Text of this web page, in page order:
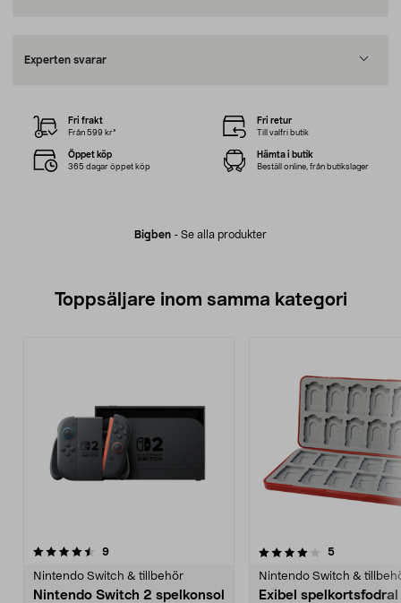
Experten svarar
Bigben - Se alla produkter
Fri frakt
Från 599 kr*
Fri retur
Till valfri butik
Öppet köp
365 dagar öppet köp
Hämta i butik
Beställ online, från butikslager
Toppsäljare inom samma kategori
9recensioner
Nintendo Switch & tillbehör
Nintendo Switch 2 spelkonsol
4.0 av 5 stjärnor 5recensioner
Nintendo Switch &
Exibel
5.0 av 5 stjärnor